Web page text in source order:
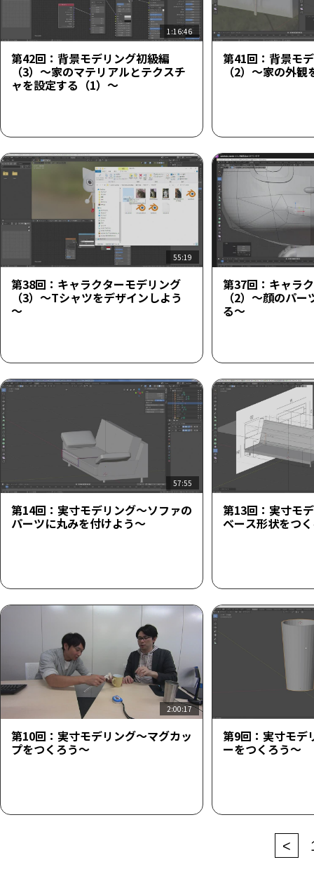
1:16:46
第42回：背景モデリング初級編
（3）～家のマテリアルとテクスチ
ャを設定する（1）～
第41回：背景モ
（2）～家の外
55:19
第38回：キャラクターモデリング
（3）～Tシャツをデザインしよう
～
第37回：キャラ
（2）～顔のパ
る～
57:55
第14回：実寸モデリング～ソファの
パーツに丸みを付けよう～
第13回：実寸モ
ベース形状をつ
2:00:17
第10回：実寸モデリング～マグカッ
プをつくろう～
第9回：実寸モデ
ーをつくろう～
<